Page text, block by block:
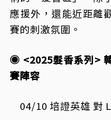
應援外，還能近距離
賽的刺激氛圍。
◉ <2025髮香系列>
賽陣容
04/10 培證英雄 對